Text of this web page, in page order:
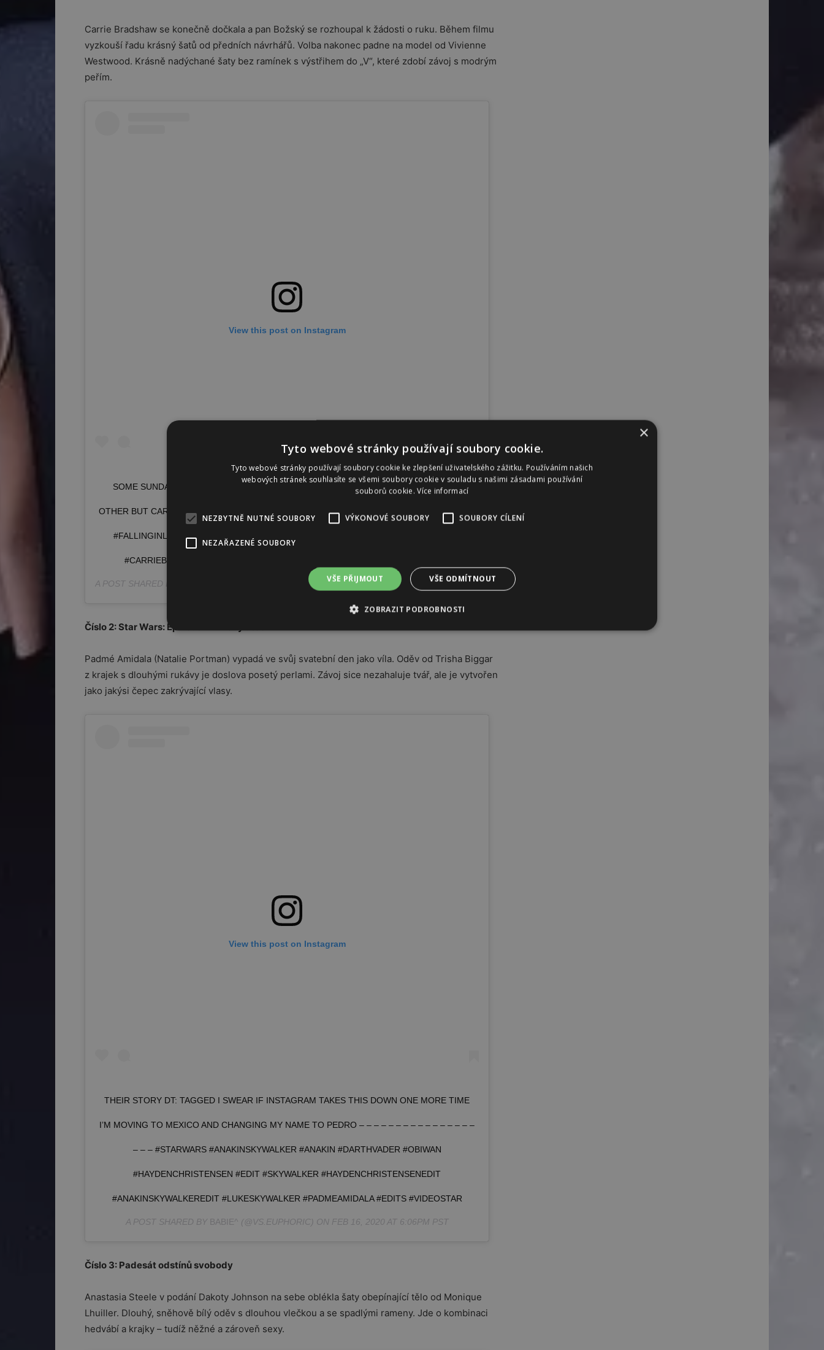
Carrie Bradshaw se konečně dočkala a pan Božský se rozhoupal k žádosti o ruku. Během filmu
vyzkouší řadu krásný šatů od předních návrhářů. Volba nakonec padne na model od Vivienne
Westwood. Krásně nadýchané šaty bez ramínek s výstřihem do „V“, které zdobí závoj s modrým
peřím.
View this post on Instagram
SOME SUNDAY NIGHT CHEESINESS COURTESY THE WEEKEND OF LOVE AND NONE
OTHER BUT CARRIE AND MR BIG ? #LATELIERBLANC #SEXANDTHECITY #LOVE . . . . . . . . . .
#FALLINGINLOVE #SATC #CARRIEBRADSHAW #MRBIG #NEWYORK #LOVE #THEONE
#CARRIEBRADSHAWWEDDING #WEDDINGDRESS #BRIDESMAIDS #BFF #BRIDE
A POST SHARED BY (@LATELIERBLANC) ONFEB 16, 2020 AT 10:37AM PST
Číslo 2: Star Wars: Epizoda II – Klony útočí
Padmé Amidala (Natalie Portman) vypadá ve svůj svatební den jako víla. Oděv od Trisha Biggar
z krajek s dlouhými rukávy je doslova posetý perlami. Závoj sice nezahaluje tvář, ale je vytvořen
jako jakýsi čepec zakrývající vlasy.
View this post on Instagram
THEIR STORY DT: TAGGED I SWEAR IF INSTAGRAM TAKES THIS DOWN ONE MORE TIME
I’M MOVING TO MEXICO AND CHANGING MY NAME TO PEDRO – – – – – – – – – – – – – – – –
– – – #STARWARS #ANAKINSKYWALKER #ANAKIN #DARTHVADER #OBIWAN
#HAYDENCHRISTENSEN #EDIT #SKYWALKER #HAYDENCHRISTENSENEDIT
#ANAKINSKYWALKEREDIT #LUKESKYWALKER #PADMEAMIDALA #EDITS #VIDEOSTAR
A POST SHARED BY BABIE^ (@VS.EUPHORIC) ON FEB 16, 2020 AT 6:06PM PST
Číslo 3: Padesát odstínů svobody
Anastasia Steele v podání Dakoty Johnson na sebe oblékla šaty obepínající tělo od Monique
Lhuiller. Dlouhý, sněhově bílý oděv s dlouhou vlečkou a se spadlými rameny. Jde o kombinaci
hedvábí a krajky – tudíž něžné a zároveň sexy.
×
Tyto webové stránky používají soubory cookie.
Tyto webové stránky používají soubory cookie ke zlepšení uživatelského zážitku. Používáním našich
webových stránek souhlasíte se všemi soubory cookie v souladu s našimi zásadami používání
souborů cookie.Více informací
NEZBYTNĚ NUTNÉ SOUBORY VÝKONOVÉ SOUBORY SOUBORY CÍLENÍ
NEZAŘAZENÉ SOUBORY
VŠE PŘIJMOUT VŠE ODMÍTNOUT
ZOBRAZIT PODROBNOSTI